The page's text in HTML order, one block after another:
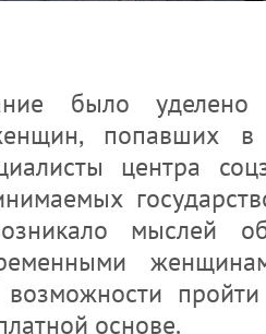
было уделено
попавших в
центра
мыслей
пройти
основе.